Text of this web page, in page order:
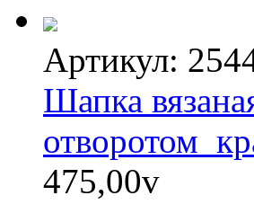
Артикул:
Шапка
475,00v